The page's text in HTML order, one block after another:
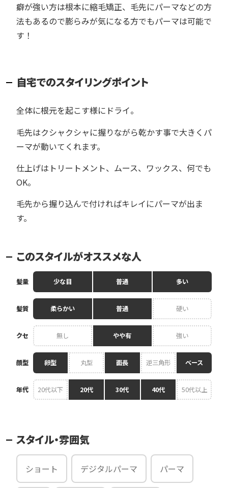
癖が強い方は根本に縮毛矯正、毛先にパーマなどの方
法もあるので膨らみが気になる方でもパーマは可能で
す！
自宅でのスタイリングポイント
全体に根元を起こす様にドライ。
毛先はクシャクシャに握りながら乾かす事で大きくパ
ーマが動いてくれます。
仕上げはトリートメント、ムース、ワックス、何でも
OK。
毛先から握り込んで付ければキレイにパーマが出ま
す。
このスタイルがオススメな人
髪量 少な目 普通 多い
髪質 柔らかい 普通 硬い
クセ 無し やや有 強い
顔型 卵型 丸型 面長 逆三角形 ベース
年代 20代以下 20代 30代 40代 50代以上
スタイル・雰囲気
ショート デジタルパーマ パーマ